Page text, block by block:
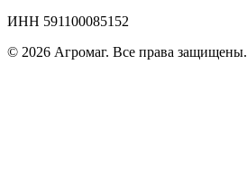
ИНН 591100085152
© 2026 Агромаг. Все права защищены.